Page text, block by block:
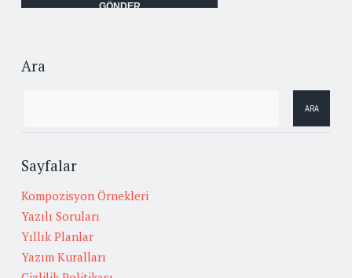
Ara
Sayfalar
Kompozisyon Örnekleri
Yazılı Soruları
Yıllık Planlar
Yazım Kuralları